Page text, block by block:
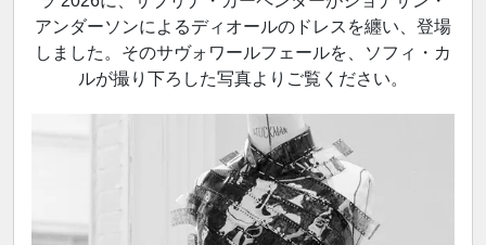
アンダーソンによるディオールのドレスを纏い、登場
しました。そのサヴォワールフェールを、ソフィ・カ
ルが撮り下ろした写真よりご覧ください。